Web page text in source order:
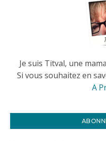
Je suis Titval, une
Si vous souhaitez en
A